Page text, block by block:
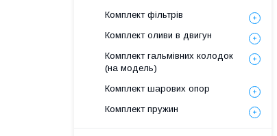
Комплект фільтрів
Комплект оливи в двигун
Комплект гальмівних колодок
(на модель)
Комплект шарових опор
Комплект пружин